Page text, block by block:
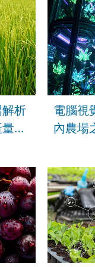
析
差
電腦視
內農場